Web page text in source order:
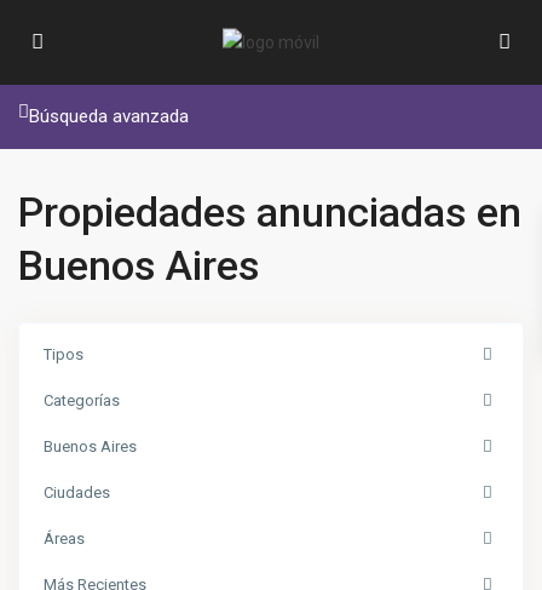
Búsqueda avanzada
Propiedades anunciadas en
Buenos Aires
Tipos
Categorías
Buenos Aires
Ciudades
Áreas
Más Recientes